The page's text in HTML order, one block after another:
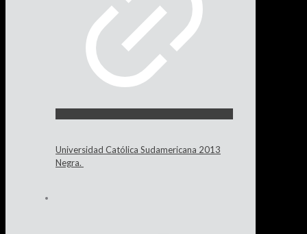
Universidad Católica Sudamericana 2013
Negra.